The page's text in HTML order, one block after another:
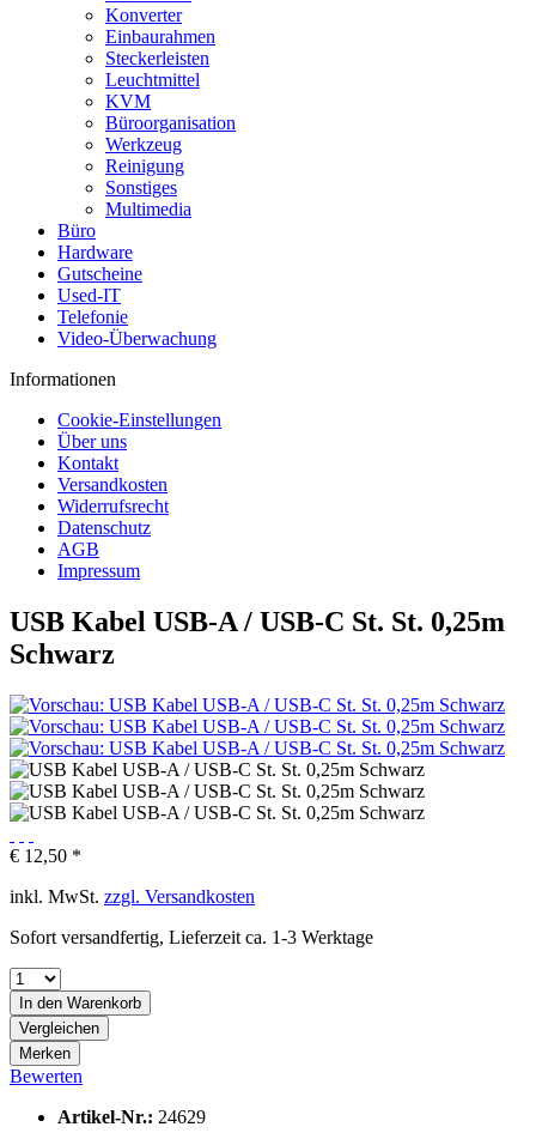
Konverter
Einbaurahmen
Steckerleisten
Leuchtmittel
KVM
Büroorganisation
Werkzeug
Reinigung
Sonstiges
Multimedia
Büro
Hardware
Gutscheine
Used-IT
Telefonie
Video-Überwachung
Informationen
Cookie-Einstellungen
Über uns
Kontakt
Versandkosten
Widerrufsrecht
Datenschutz
AGB
Impressum
USB Kabel USB-A / USB-C St. St. 0,25m
Schwarz
€ 12,50 *
inkl. MwSt. zzgl. Versandkosten
Sofort versandfertig, Lieferzeit ca. 1-3 Werktage
In den Warenkorb
Vergleichen
Merken
Bewerten
Artikel-Nr.: 24629